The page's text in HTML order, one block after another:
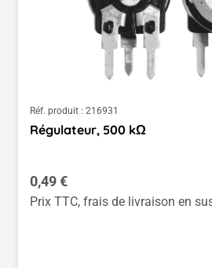
Réf. produit : 216931
Régulateur, 500 kΩ
Prix régulier :
0,49 €
Prix TTC, frais de livraison en